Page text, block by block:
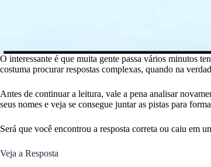
O interessante é que muita gente passa vários minutos
costuma procurar respostas complexas, quando na
Antes de continuar a leitura, vale a pena analisar
seus nomes e veja se consegue juntar as pistas para
Será que você encontrou a resposta correta ou caiu em
Veja a Resposta